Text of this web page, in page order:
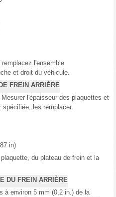
l'ensemble
et droit du véhicule.
FREIN ARRIÈRE
l'épaisseur des plaquettes et
les remplacer.
in)
du plateau de frein et la
DU FREIN ARRIÈRE
à environ 5 mm (0,2 in.) de la